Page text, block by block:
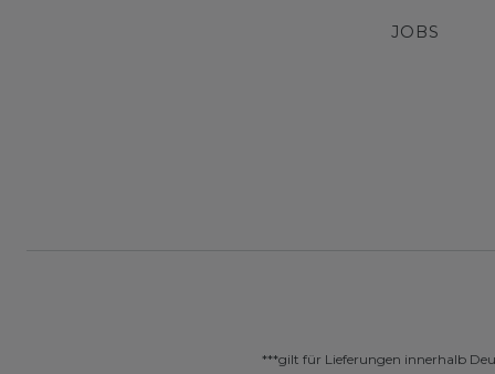
JOBS
***gilt für Lieferungen innerhalb